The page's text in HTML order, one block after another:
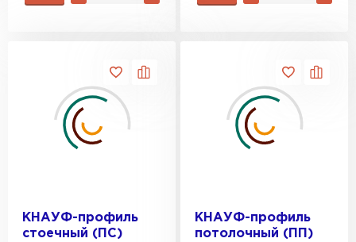
КНАУФ-профиль
стоечный (ПС)
КНАУФ-профиль
потолочный (ПП)